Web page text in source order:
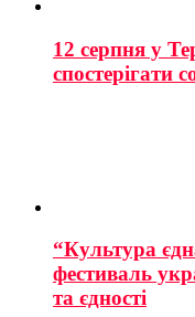
12 серпня у
спостерігати
“Культура
фестиваль
та єдності